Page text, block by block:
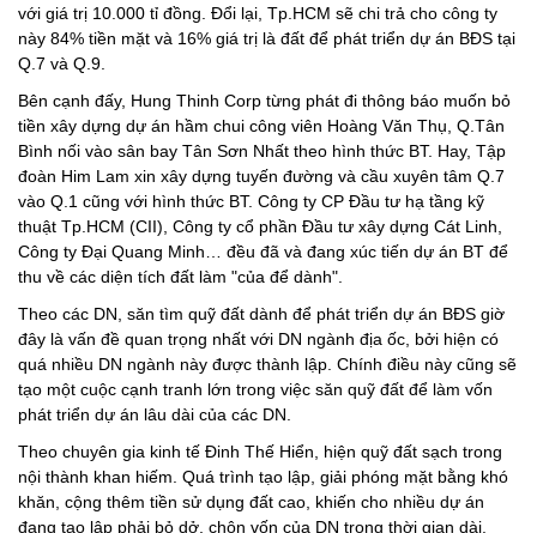
với giá trị 10.000 tỉ đồng. Đổi lại, Tp.HCM sẽ chi trả cho công ty
này 84% tiền mặt và 16% giá trị là đất để phát triển dự án BĐS tại
Q.7 và Q.9.
Bên cạnh đấy, Hung Thinh Corp từng phát đi thông báo muốn bỏ
tiền xây dựng dự án hầm chui công viên Hoàng Văn Thụ, Q.Tân
Bình nối vào sân bay Tân Sơn Nhất theo hình thức BT. Hay, Tập
đoàn Him Lam xin xây dựng tuyến đường và cầu xuyên tâm Q.7
vào Q.1 cũng với hình thức BT. Công ty CP Đầu tư hạ tầng kỹ
thuật Tp.HCM (CII), Công ty cổ phần Đầu tư xây dựng Cát Linh,
Công ty Đại Quang Minh… đều đã và đang xúc tiến dự án BT để
thu về các diện tích đất làm "của để dành".
Theo các DN, săn tìm quỹ đất dành để phát triển dự án BĐS giờ
đây là vấn đề quan trọng nhất với DN ngành địa ốc, bởi hiện có
quá nhiều DN ngành này được thành lập. Chính điều này cũng sẽ
tạo một cuộc cạnh tranh lớn trong việc săn quỹ đất để làm vốn
phát triển dự án lâu dài của các DN.
Theo chuyên gia kinh tế Đinh Thế Hiển, hiện quỹ đất sạch trong
nội thành khan hiếm. Quá trình tạo lập, giải phóng mặt bằng khó
khăn, cộng thêm tiền sử dụng đất cao, khiến cho nhiều dự án
đang tạo lập phải bỏ dở, chôn vốn của DN trong thời gian dài.